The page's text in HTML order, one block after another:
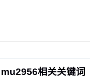
mu2956相关关键词